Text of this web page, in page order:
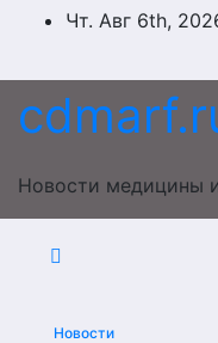
ПерейтиЧт. Авг 6th,
Новости медицины
Новости